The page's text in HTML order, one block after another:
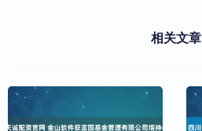
相关文章